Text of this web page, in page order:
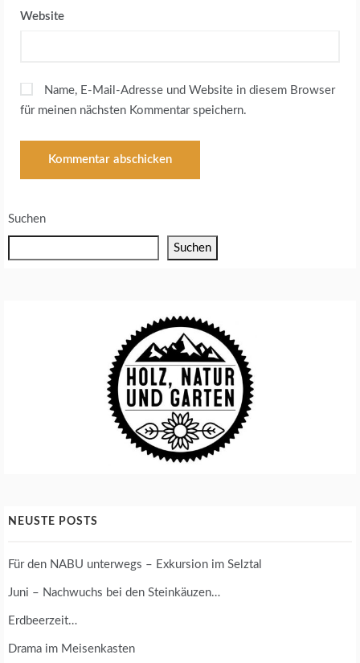
Website
Name, E-Mail-Adresse und Website in diesem Browser
für meinen nächsten Kommentar speichern.
Suchen
Suchen
NEUSTE POSTS
Für den NABU unterwegs – Exkursion im Selztal
Juni – Nachwuchs bei den Steinkäuzen…
Erdbeerzeit…
Drama im Meisenkasten